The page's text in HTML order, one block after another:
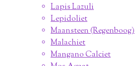
Lapis Lazuli
Lepidoliet
Maansteen (Regenboog)
Malachiet
Mangano Calciet